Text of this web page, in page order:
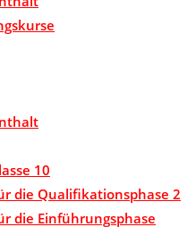
10
die Qualifikationsphase 2
die Einführungsphase